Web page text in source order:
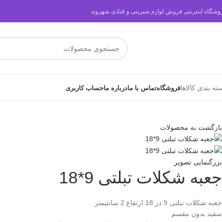
اینترنتی فروش لوازم شیرینی و قنادی شهروند
بندی کالاهافروشگاهتماس با مادرباره ماحساب کاربری
بازگشت به محصولات
بزرگنمایی تصویر
جعبه شکلات تبلتی 9*18
جعبه شکلات تبلتی 9 در 18 ارتفاع 2 سانتیمتر
سفید بدون مقسم